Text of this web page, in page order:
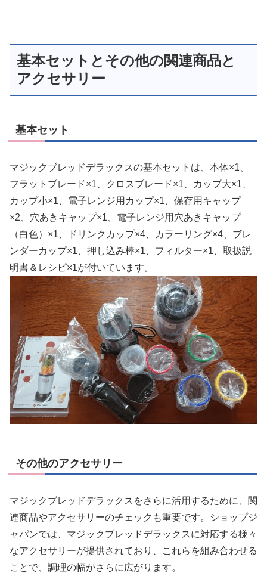
基本セットとその他の関連商品と
アクセサリー
基本セット
マジックブレッドデラックスの基本セットは、本体×1、
フラットブレード×1、クロスブレード×1、カップ大×1、
カップ小×1、電子レンジ用カップ×1、保存用キャップ
×2、穴あきキャップ×1、電子レンジ用穴あきキャップ
（白色）×1、ドリンクカップ×4、カラーリング×4、ブレ
ンダーカップ×1、押し込み棒×1、フィルター×1、取扱説
明書＆レシピ×1が付いています。
その他のアクセサリー
マジックブレッドデラックスをさらに活用するために、関
連商品やアクセサリーのチェックも重要です。ショップジ
ャパンでは、マジックブレッドデラックスに対応する様々
なアクセサリーが提供されており、これらを組み合わせる
ことで、調理の幅がさらに広がります。